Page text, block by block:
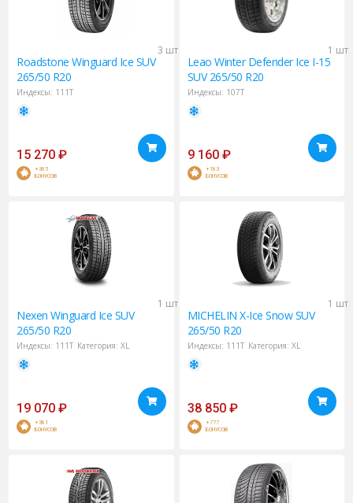
3 шт
Roadstone Winguard Ice SUV
265/50 R20
Индексы: 111T
15 270 ₽
+305
БОНУСОВ
1 шт
Leao Winter Defender Ice I-15
SUV 265/50 R20
Индексы: 107T
9 160 ₽
+183
БОНУСОВ
1 шт
Nexen Winguard Ice SUV
265/50 R20
Индексы: 111T Категория: XL
19 070 ₽
+381
БОНУСОВ
1 шт
MICHELIN X-Ice Snow SUV
265/50 R20
Индексы: 111T Категория: XL
38 850 ₽
+777
БОНУСОВ